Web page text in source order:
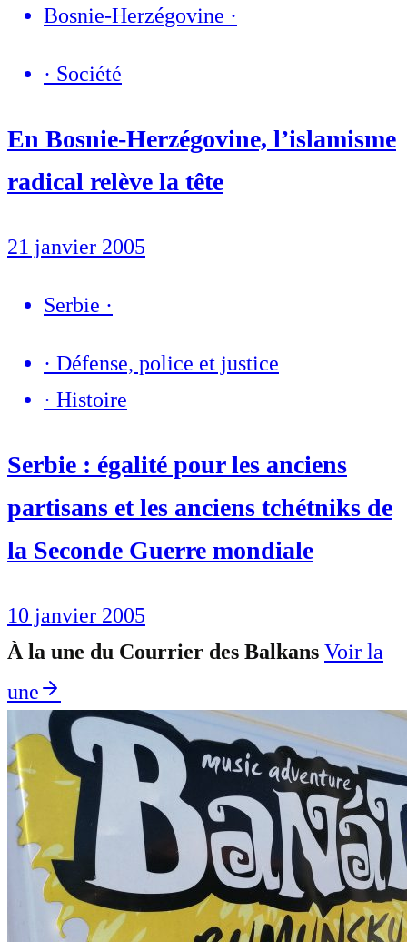
Bosnie-Herzégovine ·
· Société
En Bosnie-Herzégovine, l’islamisme
radical relève la tête
21 janvier 2005
Serbie ·
· Défense, police et justice
· Histoire
Serbie : égalité pour les anciens
partisans et les anciens tchétniks de
la Seconde Guerre mondiale
10 janvier 2005
À la une du Courrier des Balkans Voir la
une